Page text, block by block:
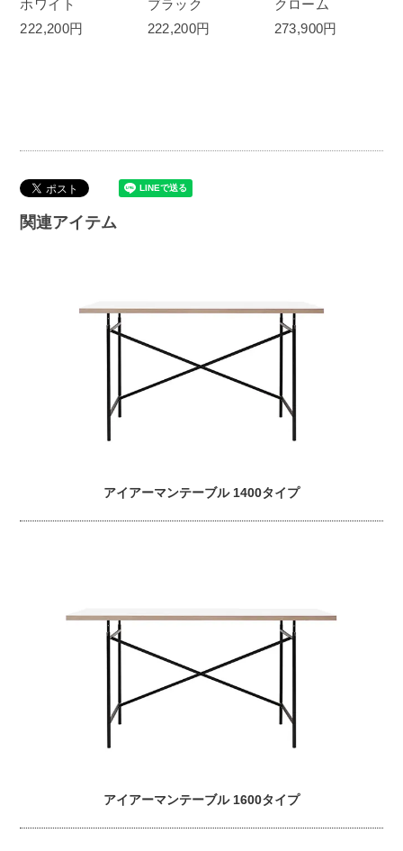
ホワイト
222,200円
ブラック
222,200円
クローム
273,900円
関連アイテム
アイアーマンテーブル 1400タイプ
アイアーマンテーブル 1600タイプ